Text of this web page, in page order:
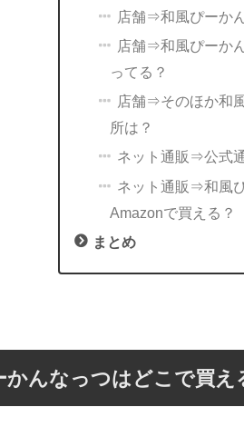
店舗⇒和風ぴーか
店舗⇒和風ぴーか
ってる？
店舗⇒そのほか和
所は？
ネット通販⇒公式
ネット通販⇒和風
Amazonで買える？
まとめ
かんなっつはどこで買